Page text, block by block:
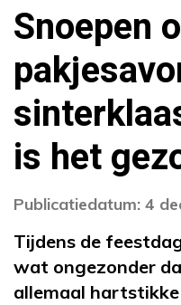
Snoepen
is het
Publicatiedatum: 4
Tijdens de
wat ongezonder
allemaal